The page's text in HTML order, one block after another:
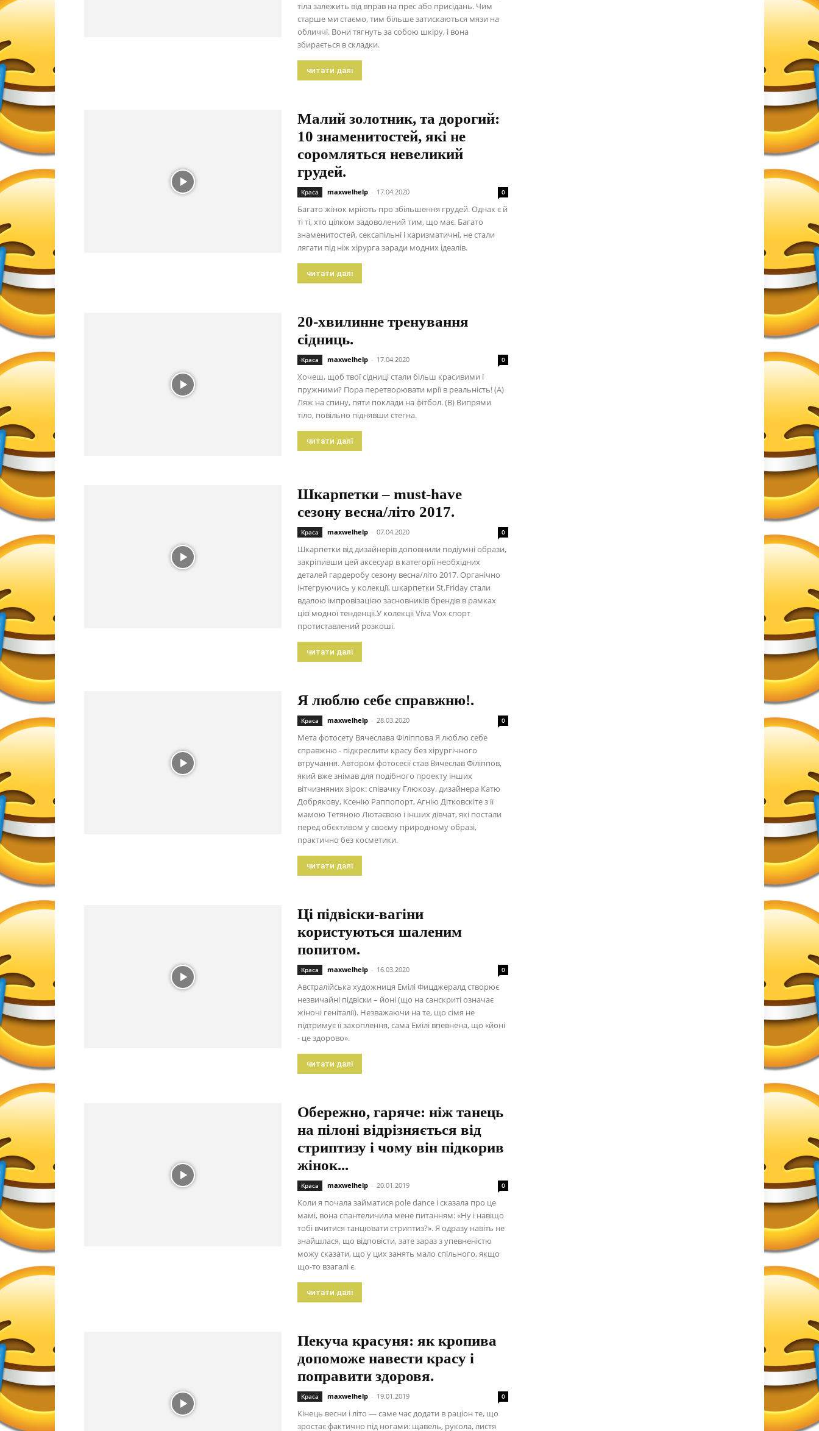
тіла залежить від вправ на прес або присідань. Чим
старше ми стаємо, тим більше затискаються мязи на
обличчі. Вони тягнуть за собою шкіру, і вона
збирається в складки.
читати далі
Малий золотник, та дорогий:
10 знаменитостей, які не
соромляться невеликий
грудей.
Краса maxwelhelp - 17.04.2020 0
Багато жінок мріють про збільшення грудей. Однак є й
ті ті, хто цілком задоволений тим, що має. Багато
знаменитостей, сексапільні і харизматичні, не стали
лягати під ніж хірурга заради модних ідеалів.
читати далі
20-хвилинне тренування
сідниць.
Краса maxwelhelp - 17.04.2020 0
Хочеш, щоб твої сідниці стали більш красивими і
пружними? Пора перетворювати мрії в реальність! (А)
Ляж на спину, пяти поклади на фітбол. (В) Випрями
тіло, повільно піднявши стегна.
читати далі
Шкарпетки – must-have
сезону весна/літо 2017.
Краса maxwelhelp - 07.04.2020 0
Шкарпетки від дизайнерів доповнили подіумні образи,
закріпивши цей аксесуар в категорії необхідних
деталей гардеробу сезону весна/літо 2017. Органічно
інтегруючись у колекції, шкарпетки St.Friday стали
вдалою імпровізацією засновників брендів в рамках
цієї модної тенденції.У колекції Viva Vox спорт
протиставлений розкоші.
читати далі
Я люблю себе справжню!.
Краса maxwelhelp - 28.03.2020 0
Мета фотосету Вячеслава Філіппова Я люблю себе
справжню - підкреслити красу без хірургічного
втручання. Автором фотосесії став Вячеслав Філіппов,
який вже знімав для подібного проекту інших
вітчизняних зірок: співачку Глюкозу, дизайнера Катю
Добрякову, Ксенію Раппопорт, Агнію Дітковскіте з її
мамою Тетяною Лютаєвою і інших дівчат, які постали
перед обєктивом у своєму природному образі,
практично без косметики.
читати далі
Ці підвіски-вагіни
користуються шаленим
попитом.
Краса maxwelhelp - 16.03.2020 0
Австралійська художниця Емілі Фицджералд створює
незвичайні підвіски – йоні (що на санскриті означає
жіночі геніталії). Незважаючи на те, що сімя не
підтримує її захоплення, сама Емілі впевнена, що «йоні
- це здорово».
читати далі
Обережно, гаряче: ніж танець
на пілоні відрізняється від
стриптизу і чому він підкорив
жінок...
Краса maxwelhelp - 20.01.2019 0
Коли я почала займатися рole dance і сказала про це
мамі, вона спантеличила мене питанням: «Ну і навіщо
тобі вчитися танцювати стриптиз?». Я одразу навіть не
знайшлася, що відповісти, зате зараз з упевненістю
можу сказати, що у цих занять мало спільного, якщо
що-то взагалі є.
читати далі
Пекуча красуня: як кропива
допоможе навести красу і
поправити здоровя.
Краса maxwelhelp - 19.01.2019 0
Кінець весни і літо — саме час додати в раціон те, що
зростає фактично під ногами: щавель, рукола, листя